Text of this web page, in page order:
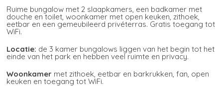
Ruime bungalow met 2 slaapkamers, een badkamer met
douche en toilet, woonkamer met open keuken, zithoek,
eetbar en een gemeubileerd privéterras. Gratis toegang tot
WiFi.
Locatie: de 3 kamer bungalows liggen van het begin tot het
einde van het park en hebben veel ruimte en privacy.
Woonkamer met zithoek, eetbar en barkrukken, fan, open
keuken en toegang tot WiFi.